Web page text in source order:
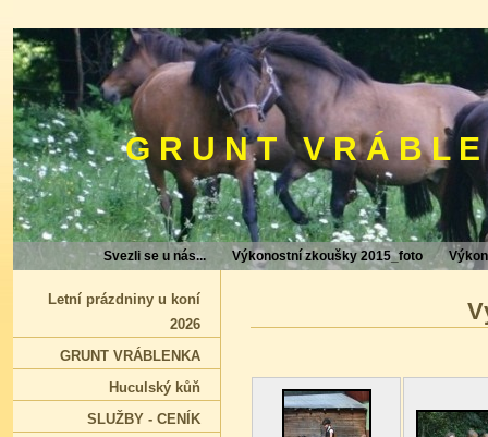
G R U N T V R Á B L
Výkonostní zkoušky 2015_foto
Svezli se u nás...
Letní prázdniny u koní
2026
GRUNT VRÁBLENKA
Huculský kůň
SLUŽBY - CENÍK